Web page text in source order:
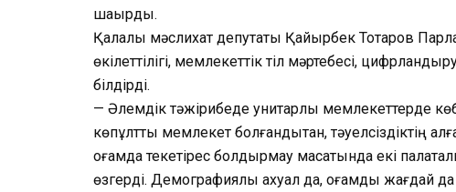
шақырды.
Қалалық мәслихат депутаты Қайырбек Тоқтаров
өкілеттілігі, мемлекеттік тіл мәртебесі,
білдірді.
— Әлемдік тәжірибеде унитарлы мемлекеттерде
көпұлтты мемлекет болғандықтан, тәуелсіздіктің
қоғамда текетірес болдырмау мақсатында екі
өзгерді. Демографиялық ахуал да, қоғамдық жағдай